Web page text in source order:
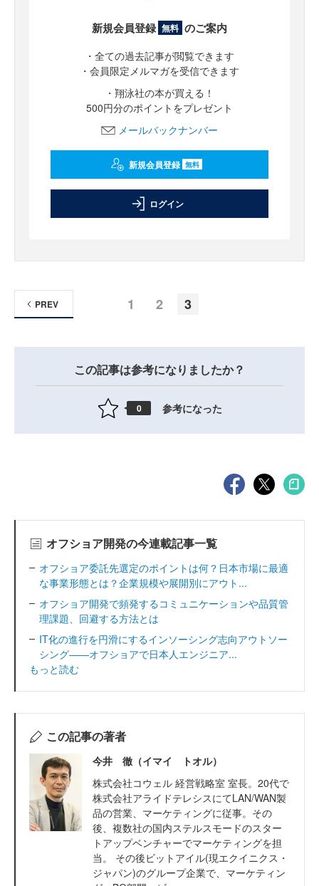
新規会員登録 無料 のご案内
・全ての過去記事が閲覧できます
・会員限定メルマガを受信できます
・翔泳社の本が買える！
500円分のポイントをプレゼント
メールバックナンバー
新規会員登録 無料
ログイン
1 2 3
PREV
この記事は参考になりましたか？
0 参考になった
オフショア開発の今連載記事一覧
オフショア委託先選定のポイントは何？日本市場に最適
な事業形態とは？企業規模や展開別にアウト...
オフショア開発で頻発するコミュニケーションや品質管
理課題、回避する方法とは
IT化の進行を円滑にするインソーシング志向アウトソー
シング――オフショアで日本人エンジニア...
もっと読む
この記事の著者
今井 徹（イマイ トオル）
株式会社コウェル 経営戦略室 室長。20代で
株式会社アライドテレシスにてLAN/WAN製
品の営業、マーケティングに従事。その
後、複数社の国内ステルスモードのスター
トアップベンチャーでマーケティングを担
当。 その後ビットアイル(現エクイニクス・
ジャパン)のグループ企業で、マーケティン